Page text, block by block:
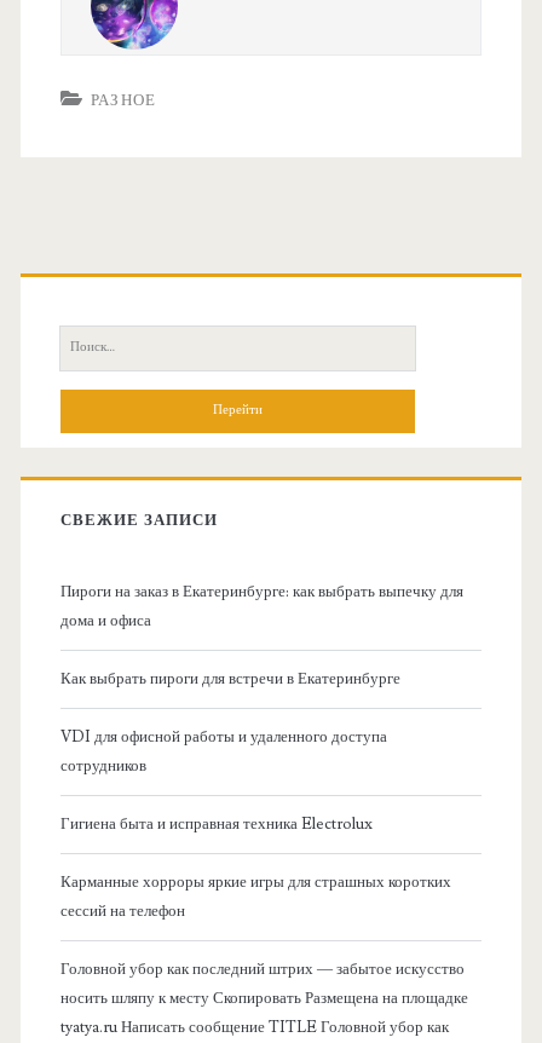
РАЗНОЕ
О
П
о
:
СВЕЖИЕ ЗАПИСИ
Пироги на заказ в Екатеринбурге: как выбрать выпечку для
дома и офиса
Как выбрать пироги для встречи в Екатеринбурге
VDI для офисной работы и удаленного доступа
сотрудников
Гигиена быта и исправная техника Electrolux
Карманные хорроры яркие игры для страшных коротких
сессий на телефон
Головной убор как последний штрих — забытое искусство
носить шляпу к месту Скопировать Размещена на площадке
tyatya.ru Написать сообщение TITLE Головной убор как